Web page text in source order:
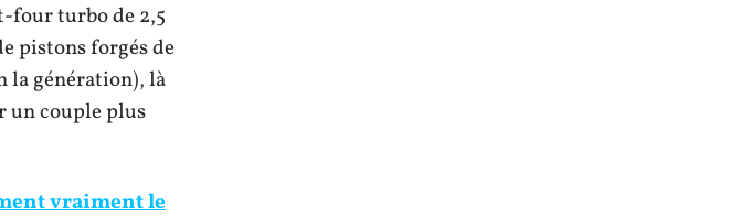
four turbo de 2,5
pistons forgés de
la génération), là
un couple plus
vraiment le